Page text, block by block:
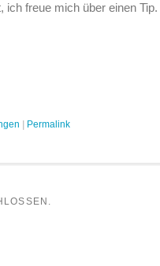
ich freue mich über einen Tip.
Permalink